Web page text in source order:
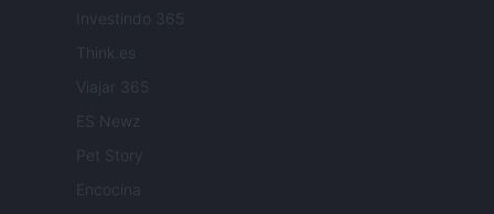
Investindo 365
Think.es
Viajar 365
ES Newz
Pet Story
Encocina